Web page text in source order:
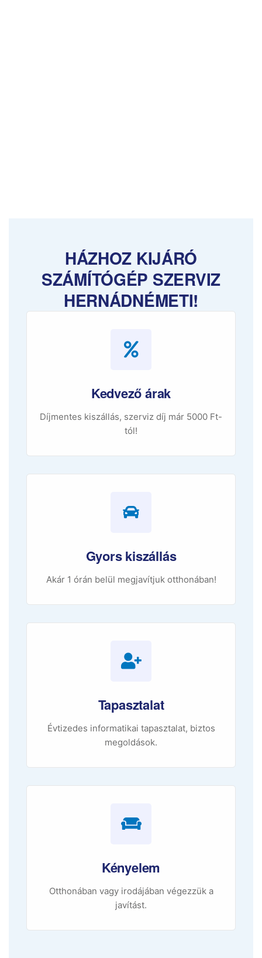
HÁZHOZ KIJÁRÓ
SZÁMÍTÓGÉP SZERVIZ
HERNÁDNÉMETI!
Kedvező árak
Díjmentes kiszállás, szerviz díj már 5000 Ft-
tól!
Gyors kiszállás
Akár 1 órán belül megjavítjuk otthonában!
Tapasztalat
Évtizedes informatikai tapasztalat, biztos
megoldások.
Kényelem
Otthonában vagy irodájában végezzük a
javítást.